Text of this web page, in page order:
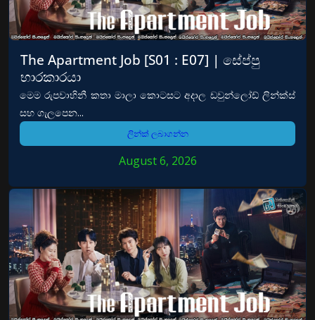
The Apartment Job [S01 : E07] | සේප්පු
භාරකාරයා
මෙම රුපවාහිනී කතා මාලා කොටසට අදාල ඩවුන්ලෝඩ් ලින්ක්ස්
සහ ගැලපෙන...
ලින්ක් ලබාගන්න
August 6, 2026